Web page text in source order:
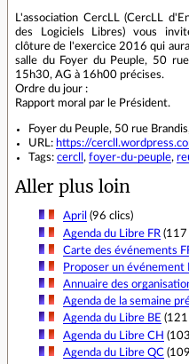
L'association CercLL (CercLL
des Logiciels Libres) vous
clôture de l'exercice 2016 qui
salle du Foyer du Peuple, 50
15h30, AG à 16h00 précises.
Ordre du jour :
Rapport moral par le Président.
Foyer du Peuple, 50 rue
URL: https://
Tags: cercll , foyer-du-peuple,
Aller plus loin
April (96 clics)
Agenda du Libre FR(117
Carte des événements
Proposer un événement
Annuaire des
Agenda de la semaine
Agenda du Libre BE (121
Agenda du Libre CH
Agenda du Libre QC